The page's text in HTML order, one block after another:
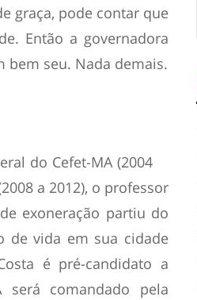
graça, pode contar que
Então a governadora
bem seu. Nada demais.
do Cefet-MA (2004
a 2012), o professor
exoneração partiu do
de vida em sua cidade
é pré-candidato a
comandado pela